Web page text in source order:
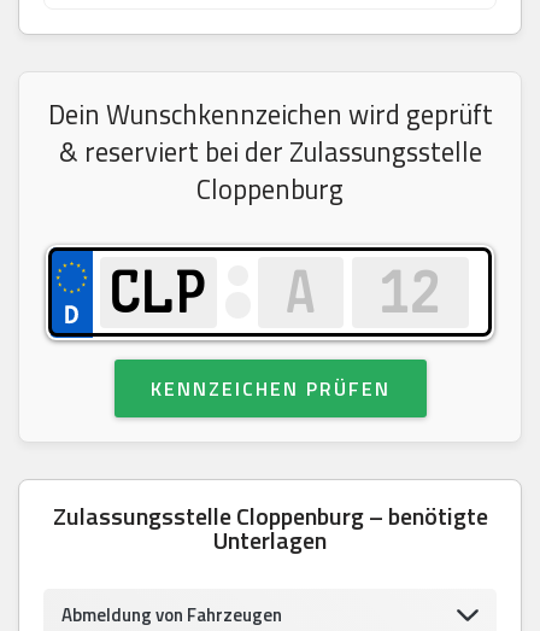
Dein Wunschkennzeichen wird geprüft
& reserviert bei der Zulassungsstelle
Cloppenburg
KENNZEICHEN PRÜFEN
Zulassungsstelle Cloppenburg – benötigte
Unterlagen
Abmeldung von Fahrzeugen